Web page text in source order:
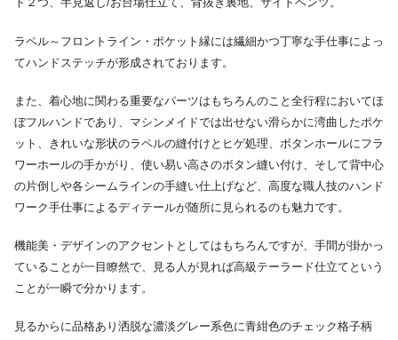
ラペル～フロントライン・ポケット縁には繊細かつ丁寧な手仕事によっ
てハンドステッチが形成されております。
また、着心地に関わる重要なパーツはもちろんのこと全行程においてほ
ぼフルハンドであり、マシンメイドでは出せない滑らかに湾曲したポケ
ット、きれいな形状のラペルの縫付けとヒゲ処理、ボタンホールにフラ
ワーホールの手かがり、使い易い高さのボタン縫い付け、そして背中心
の片倒しや各シームラインの手縫い仕上げなど、高度な職人技のハンド
ワーク手仕事によるディテールが随所に見られるのも魅力です。
機能美・デザインのアクセントとしてはもちろんですが、手間が掛かっ
ていることが一目瞭然で、見る人が見れば高級テーラード仕立てという
ことが一瞬で分かります。
見るからに品格あり洒脱な濃淡グレー系色に青紺色のチェック格子柄